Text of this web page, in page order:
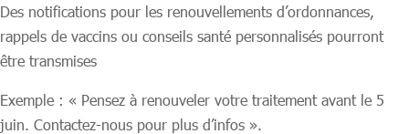
Des notifications pour les renouvellements d’ordonnances,
rappels de vaccins ou conseils santé personnalisés pourront
être transmises
Exemple : « Pensez à renouveler votre traitement avant le 5
juin. Contactez-nous pour plus d’infos ».